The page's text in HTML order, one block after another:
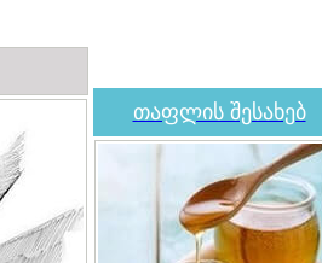
თაფლის შესახებ